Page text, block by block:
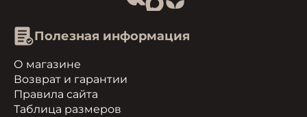
Полезная информация
О магазине
Возврат и гарантии
Правила сайта
Таблица размеров